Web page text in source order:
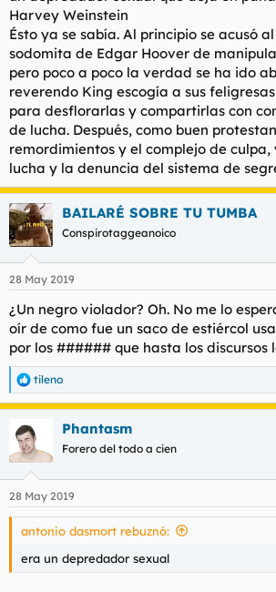
Harvey Weinstein
Ésto ya se sabía. Al principio se acusó
sodomita de Edgar Hoover de
pero poco a poco la verdad se ha ido
reverendo King escogía a sus
para desflorarlas y compartirlas con
de lucha. Después, como buen
remordimientos y el complejo de culpa,
lucha y la denuncia del sistema de
BAILARÉ SOBRE TU TUMBA
Conspirotaggeanoico
28 May 2019
¿Un negro violador? Oh. No me lo
oír de como fue un saco de estiércol
por los ###### que hasta los discursos
R
e
c
c
e
s
tileno
Phantasm
Forero del todo a cien
28 May 2019
antonio dasmort rebuznó:
era un depredador sexual